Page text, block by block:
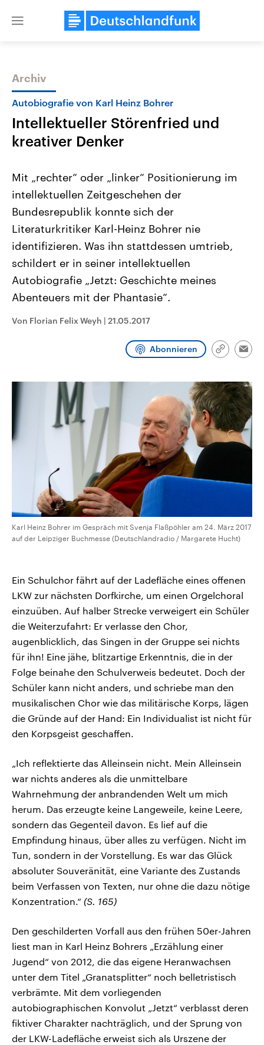
Close
Themen
Landtagswahl Sachsen-Anhalt
2026
Alle Informationen
Sachsen-Anhalt wählt am 6.
September 2026 einen neuen
Landtag. Seit 2021 wird das
Bundesland von einer Koalition aus
Umfragen, Prognosen,
Wahlprogramme, aktuelle Berichte
und Hintergründe zu den Parteien
Wahl.
USA
Aktuelle Beiträge,
Hintergründe
Wirtschaftlich und
gehören die Vereinigten
den mächtigsten Ländern
mit großem Einfluss auf
Sendungen Programm Podcasts
Archiv
Autobiografie von Karl Heinz Bohrer
Intellektueller Störenfried und
kreativer Denker
Mit „rechter“ oder „linker“ Positionierung im
intellektuellen Zeitgeschehen der
Bundesrepublik konnte sich der
Literaturkritiker Karl-Heinz Bohrer nie
identifizieren. Was ihn stattdessen umtrieb,
schildert er in seiner intellektuellen
Autobiografie „Jetzt: Geschichte meines
Abenteuers mit der Phantasie“.
Von Florian Felix Weyh | 21.05.2017
Abonnieren
Link
Karl Heinz Bohrer im Gespräch mit Svenja Flaßpöhler am 24. März 2017
auf der Leipziger Buchmesse (Deutschlandradio / Margarete Hucht)
Ein Schulchor fährt auf der Ladefläche eines offenen
LKW zur nächsten Dorfkirche, um einen Orgelchoral
einzuüben. Auf halber Strecke verweigert ein Schüler
die Weiterzufahrt: Er verlasse den Chor,
augenblicklich, das Singen in der Gruppe sei nichts
für ihn! Eine jähe, blitzartige Erkenntnis, die in der
Folge beinahe den Schulverweis bedeutet. Doch der
Schüler kann nicht anders, und schriebe man den
musikalischen Chor wie das militärische Korps, lägen
die Gründe auf der Hand: Ein Individualist ist nicht für
den Korpsgeist geschaffen.
„Ich reflektierte das Alleinsein nicht. Mein Alleinsein
war nichts anderes als die unmittelbare
Wahrnehmung der anbrandenden Welt um mich
herum. Das erzeugte keine Langeweile, keine Leere,
sondern das Gegenteil davon. Es lief auf die
Empfindung hinaus, über alles zu verfügen. Nicht im
Tun, sondern in der Vorstellung. Es war das Glück
absoluter Souveränität, eine Variante des Zustands
beim Verfassen von Texten, nur ohne die dazu nötige
Konzentration.“ (S. 165)
Den geschilderten Vorfall aus den frühen 50er-Jahren
liest man in Karl Heinz Bohrers „Erzählung einer
Jugend“ von 2012, die das eigene Heranwachsen
unter dem Titel „Granatsplitter“ noch belletristisch
verbrämte. Mit dem vorliegenden
autobiographischen Konvolut „Jetzt“ verblasst deren
fiktiver Charakter nachträglich, und der Sprung von
der LKW-Ladefläche erweist sich als Urszene der